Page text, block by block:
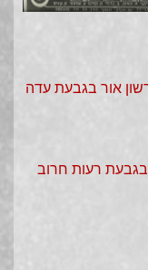
אור בגבעת עדה
מפגש פלוגתי מאי + אוגוסט 72 בגבעת רעות חרוב